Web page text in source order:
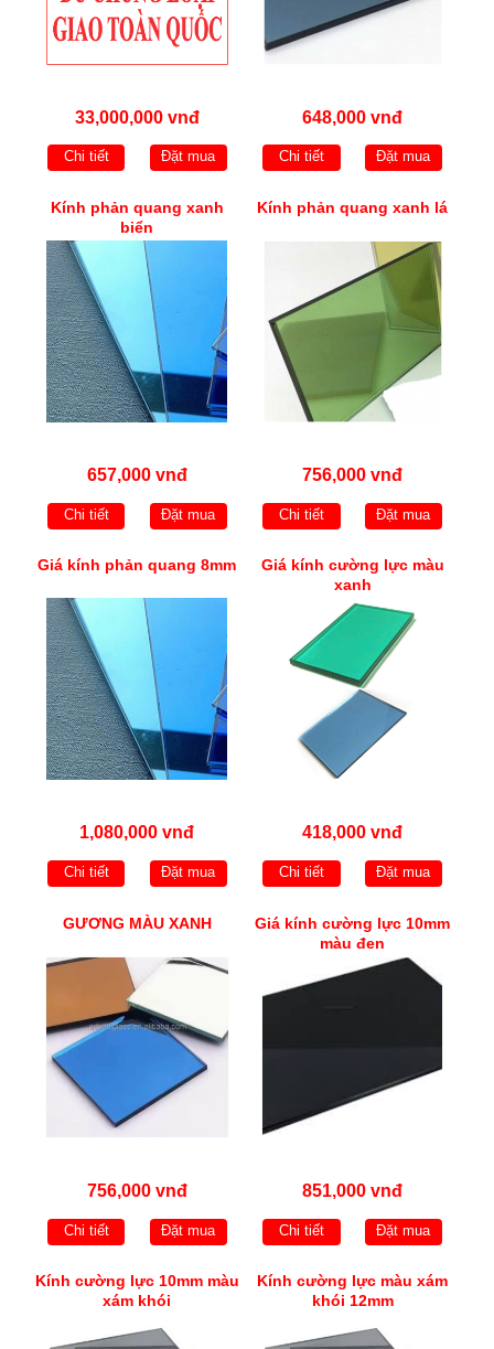
33,000,000 vnđ
Chi tiết Đặt mua
648,000 vnđ
Chi tiết Đặt mua
Kính phản quang xanh
biển
657,000 vnđ
Chi tiết Đặt mua
Kính phản quang xanh lá
756,000 vnđ
Chi tiết Đặt mua
Giá kính phản quang 8mm
1,080,000 vnđ
Chi tiết Đặt mua
Giá kính cường lực màu
xanh
418,000 vnđ
Chi tiết Đặt mua
GƯƠNG MÀU XANH
756,000 vnđ
Chi tiết Đặt mua
Giá kính cường lực 10mm
màu đen
851,000 vnđ
Chi tiết Đặt mua
Kính cường lực 10mm màu
xám khói
Kính cường lực màu xám
khói 12mm